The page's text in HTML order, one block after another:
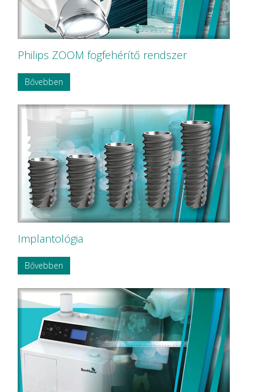
Philips ZOOM fogfehérítő rendszer
Bővebben
Implantológia
Bővebben